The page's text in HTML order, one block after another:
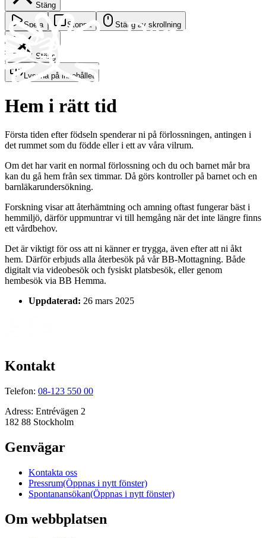
Stäng
Spela Stoppa Stäng av skrollning
Stäng
Lyssna på innehållet
Hem i rätt tid
Första tiden efter födseln spenderar ni på förlossningen, antingen i
det rummet som du födde eller i ett av våra vilrum.
Om det har varit en normal förlossning och du och barnet mår bra
kan du gå hem från sex timmar. Då görs kontroller på barnet och en
barnläkarundersökning.
Forskning visar att återhämtning och amning oftast fungerar bäst i
hemmiljö, därför uppmuntrar vi till hemgång när det inte längre finns
ett vårdbehov.
Det är viktigt för oss att ni känner er trygga, även efter att ni åkt
hem. Därför erbjuds alla återbesök på vår BB-Mottagning. Både
digitalt via videobesök och fysiskt platsbesök, eller genom
hembesök via BB Hemma.
Uppdaterad: 26 mars 2025
Kontakt
Telefon: 08-123 550 00
Adress: Entrévägen 2
182 88 Stockholm
Genvägar
Kontakta oss
Pressrum(Öppnas i nytt fönster)
Spontanansökan(Öppnas i nytt fönster)
Om webbplatsen